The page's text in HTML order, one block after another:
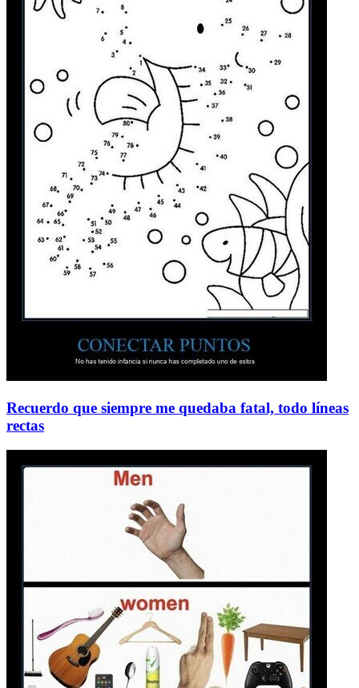
Recuerdo que siempre me quedaba fatal, todo líneas
rectas